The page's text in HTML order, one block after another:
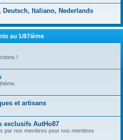
Italiano, Nederlands
au 1/87ième
!
et artisans
exclusifs AutHo87
par nos membres pour nos membres